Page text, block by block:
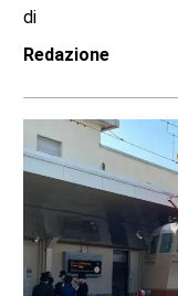
Campagna.
lettori
Redazione